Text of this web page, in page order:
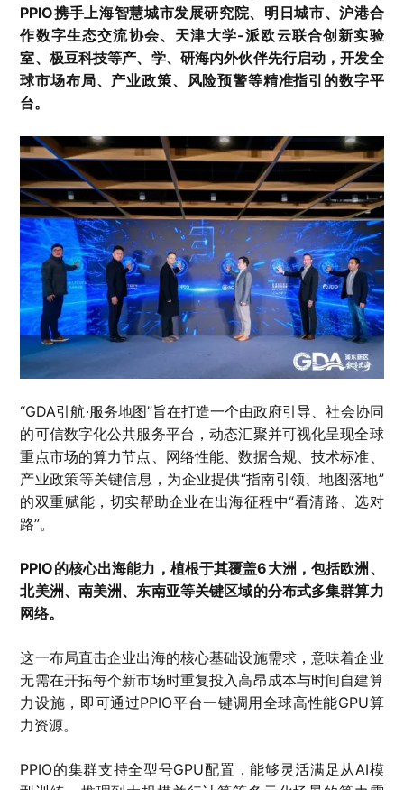
PPIO携手上海智慧城市发展研究院、明日城市、沪港合
作数字生态交流协会、天津大学-派欧云联合创新实验
室、极豆科技等产、学、研海内外伙伴先行启动，开发全
球市场布局、产业政策、风险预警等精准指引的数字平
台。
“GDA引航·服务地图”旨在打造一个由政府引导、社会协同
的可信数字化公共服务平台，动态汇聚并可视化呈现全球
重点市场的算力节点、网络性能、数据合规、技术标准、
产业政策等关键信息，为企业提供“指南引领、地图落地”
的双重赋能，切实帮助企业在出海征程中“看清路、选对
路”。
PPIO的核心出海能力，植根于其覆盖6大洲，包括欧洲、
北美洲、南美洲、东南亚等关键区域的分布式多集群算力
网络。
这一布局直击企业出海的核心基础设施需求，意味着企业
无需在开拓每个新市场时重复投入高昂成本与时间自建算
力设施，即可通过PPIO平台一键调用全球高性能GPU算
力资源。
PPIO的集群支持全型号GPU配置，能够灵活满足从AI模